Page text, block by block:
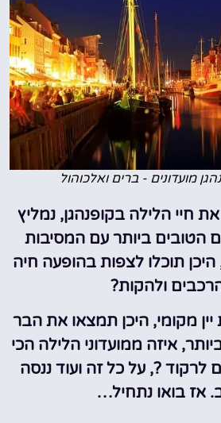
מועדונים - ברים ואלכוהול
חיי הלילה בקופנהגן, נמליץ
הטובים ביותר עם המסיבות
היכן תוכלו לצפות בהופעה חיה
ולהקות?
מקומי, היכן תמצאו את הבר
איזה ממועדוני הלילה הכי
?, על כל זה ועוד ננסה
אז בואו נתחיל…